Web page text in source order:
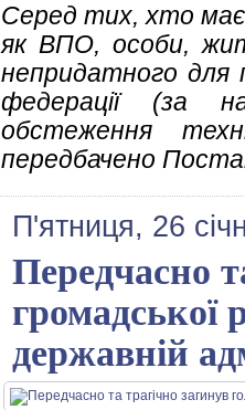
Серед тих, хто має
як ВПО, особи,
непридатного для
федерації (за
обстеження
передбачено
П'ятниця, 26
Передчасно
громадської
державній